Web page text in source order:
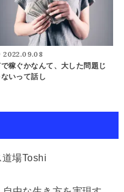
2022.09.08
稼ぐかなんて、大した問題じ
ないって話し
場Toshi